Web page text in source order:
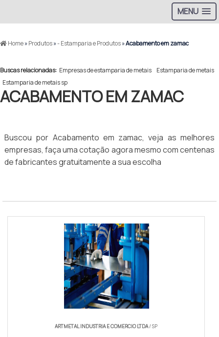
MENU
Home»Produtos»- Estamparia e Produtos»Acabamento em zamac
Buscas relacionadas: Empresas de estamparia de metais
Estamparia de metais
Estamparia de metais sp
ACABAMENTO EM ZAMAC
Buscou por Acabamento em zamac, veja as melhores
empresas, faça uma cotação agora mesmo com centenas
de fabricantes gratuitamente a sua escolha
ARTMETAL INDUSTRIA E COMERCIO LTDA/ SP